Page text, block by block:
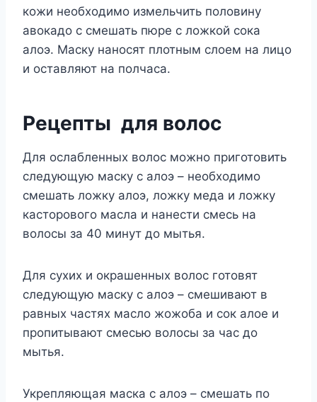
кожи необходимо измельчить половину
авокадо с смешать пюре с ложкой сока
алоэ. Маску наносят плотным слоем на лицо
и оставляют на полчаса.
Рецепты для волос
Для ослабленных волос можно приготовить
следующую маску с алоэ – необходимо
смешать ложку алоэ, ложку меда и ложку
касторового масла и нанести смесь на
волосы за 40 минут до мытья.
Для сухих и окрашенных волос готовят
следующую маску с алоэ – смешивают в
равных частях масло жожоба и сок алое и
пропитывают смесью волосы за час до
мытья.
Укрепляющая маска с алоэ – смешать по